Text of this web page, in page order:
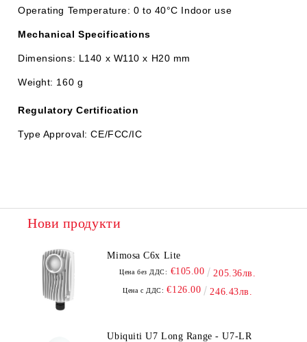
Operating Temperature: 0 to 40°C Indoor use
Mechanical Specifications
Dimensions: L140 x W110 x H20 mm
Weight: 160 g
Regulatory Certification
Type Approval: CE/FCC/IC
Нови продукти
Mimosa C6x Lite
Цена без ДДС: €105.00 205.36лв.
Цена с ДДС: €126.00 246.43лв.
Ubiquiti U7 Long Range - U7-LR